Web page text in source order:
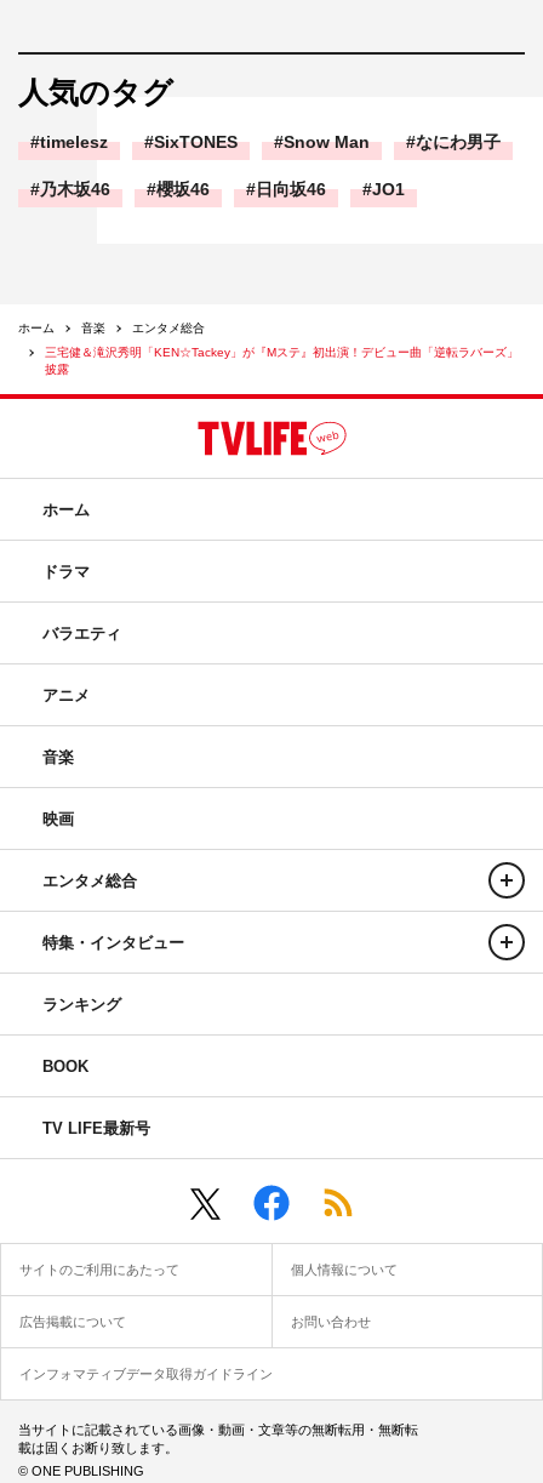
人気のタグ
timelesz SixTONES Snow Man なにわ男子
乃木坂46 櫻坂46 日向坂46 JO1
ホーム 音楽
エンタメ総合
三宅健＆滝沢秀明「KEN☆Tackey」が『Mステ』初出演！デビュー曲「逆転ラバーズ」
披露
ホーム
ドラマ
バラエティ
アニメ
音楽
映画
エンタメ総合
特集・インタビュー
ランキング
BOOK
TV LIFE最新号
サイトのご利用にあたって 個人情報について
広告掲載について お問い合わせ
インフォマティブデータ取得ガイドライン
当サイトに記載されている画像・動画・文章等の無断転用・無断転
載は固くお断り致します。
© ONE PUBLISHING